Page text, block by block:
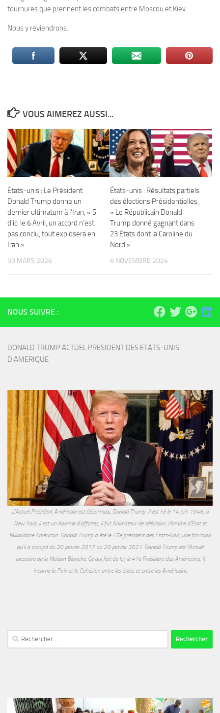
tournures que prennent les combats entre Moscou et Kiev.
Nous y reviendrons.
VOUS AIMEREZ AUSSI...
États-unis : Le Président
Donald Trump donne un
dernier ultimatum à l’Iran, « Si
d’ici le 6 Avril, un accord n’est
pas conclu, tout explosera en
Iran »
30 MARS 2026
États-unis : Résultats partiels
des élections Présidentielles,
« Le Républicain Donald
Trump donné gagnant dans
23 États dont la Caroline du
Nord »
6 NOVEMBRE 2024
NOUS SUIVRE :
DONALD TRUMP ACTUEL PRESIDENT DES ETATS-UNIS
D'AMERIQUE
L'Actuel Président Américain est désormais, Donald Trump. Il est né le 14 juin 1946, à
New York, il est un homme d'affaires, il fut Animateur de télévision, Homme d'État et
Milliardaire Américain. Donald Trump a été le 45e président des États-Unis, une fonction
qu'il a occupé du 20 janvier 2017 au 20 janvier 2021. Donald Trump est l'Actuel
locataire de la Maison Blanche. Ce qui fait de lui, le 47e Président des Américains. Il
incarne la Paix et la Cohésion entre les états et entre les Américains
Rechercher :